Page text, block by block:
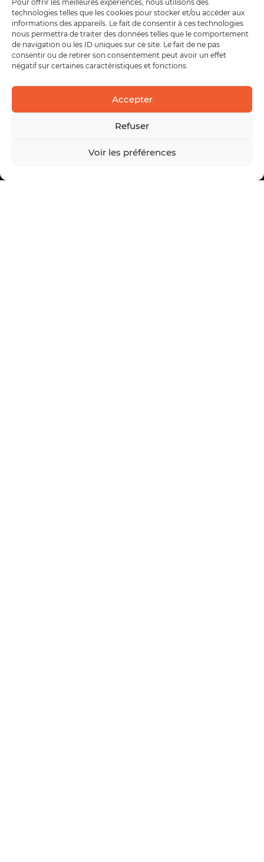
Pour offrir les meilleures expériences, nous utilisons des
technologies telles que les cookies pour stocker et/ou accéder aux
informations des appareils. Le fait de consentir à ces technologies
nous permettra de traiter des données telles que le comportement
de navigation ou les ID uniques sur ce site. Le fait de ne pas
consentir ou de retirer son consentement peut avoir un effet
négatif sur certaines caractéristiques et fonctions.
Accepter
Refuser
Voir les préférences